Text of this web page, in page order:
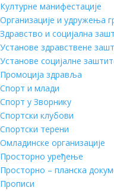
Културне манифестације
Организације и удружења
Здравство и социјална
Установе здравствене
Установе социјалне
Промоција здравља
Спорт и млади
Спорт у Зворнику
Спортски клубови
Спортски терени
Омладинске организације
Просторно уређење
Просторно – планска
Прописи